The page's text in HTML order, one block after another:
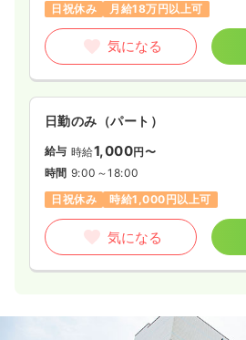
日祝休み
月給18万円以上可
気になる
日勤のみ（パート）
給与 時給1,000円〜
時間 9:00～18:00
日祝休み
時給1,000円以上可
気になる